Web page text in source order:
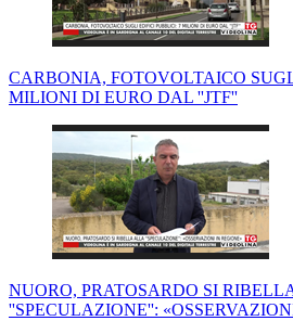
CARBONIA, FOTOVOLTAICO
MILIONI DI EURO DAL ''JTF''
NUORO, PRATOSARDO SI
''SPECULAZIONE'':